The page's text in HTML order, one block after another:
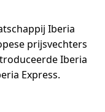
Iberia
prijsvechters
Iberia
Express.